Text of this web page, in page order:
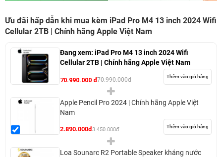
Ưu đãi hấp dẫn khi mua kèm iPad Pro M4 13 inch 2024 Wifi
Cellular 2TB | Chính hãng Apple Việt Nam
Đang xem: iPad Pro M4 13 inch 2024 Wifi
Cellular 2TB | Chính hãng Apple Việt Nam
70.990.000 đ70.990.000đ Thêm vào giỏ hàng
Apple Pencil Pro 2024 | Chính hãng Apple Việt
Nam
2.890.000đ3.450.000đ Thêm vào giỏ hàng
Loa Sounarc R2 Portable Speaker kháng nước